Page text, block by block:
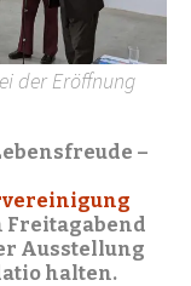
der Eröffnung
–
Freitagabend
Ausstellung
halten.